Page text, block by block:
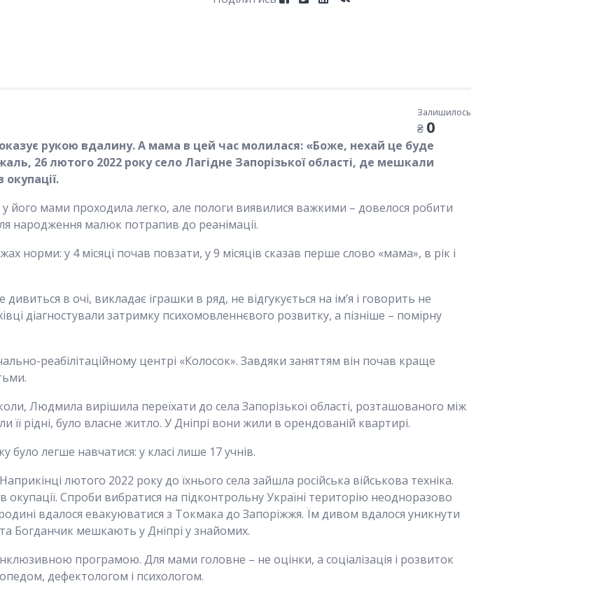
Залишилось
₴ 0
рукою вдалину. А мама в цей час молилася: «Боже, нехай це буде
26 лютого 2022 року село Лагідне Запорізької області, де мешкали
у його мами проходила легко, але пологи виявилися важкими – довелося робити
народження малюк потрапив до реанімації.
норми: у 4 місяці почав повзати, у 9 місяців сказав перше слово «мама», в рік і
в очі, викладає іграшки в ряд, не відгукується на ім’я і говорить не
діагностували затримку психомовленнєвого розвитку, а пізніше – помірну
реабілітаційному центрі «Колосок». Завдяки заняттям він почав краще
Людмила вирішила переїхати до села Запорізької області, розташованого між
рідні, було власне житло. У Дніпрі вони жили в орендованій квартирі.
було легше навчатися: у класі лише 17 учнів.
лютого 2022 року до їхнього села зайшла російська військова техніка.
Спроби вибратися на підконтрольну Україні територію неодноразово
вдалося евакуюватися з Токмака до Запоріжжя. Їм дивом вдалося уникнути
Богданчик мешкають у Дніпрі у знайомих.
програмою. Для мами головне – не оцінки, а соціалізація і розвиток
дефектологом і психологом.